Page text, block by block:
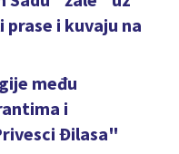
i kuvaju na
među
i
Đilasa"